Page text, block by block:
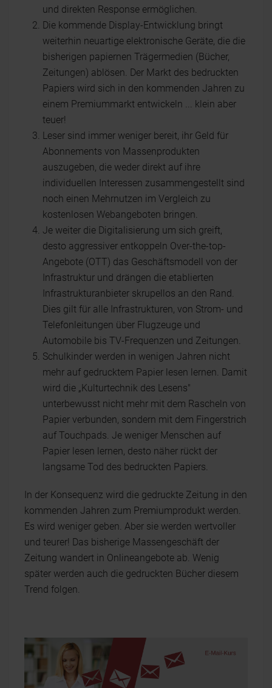
und direkten Response ermöglichen.
Die kommende Display-Entwicklung bringt
weiterhin neuartige elektronische Geräte, die die
bisherigen papiernen Trägermedien (Bücher,
Zeitungen) ablösen. Der Markt des bedruckten
Papiers wird sich in den kommenden Jahren zu
einem Premiummarkt entwickeln ... klein aber
teuer!
Leser sind immer weniger bereit, ihr Geld für
Abonnements von Massenprodukten
auszugeben, die weder direkt auf ihre
individuellen Interessen zusammengestellt sind
noch einen Mehrnutzen im Vergleich zu
kostenlosen Webangeboten bringen.
Je weiter die Digitalisierung um sich greift,
desto aggressiver entkoppeln Over-the-top-
Angebote (OTT) das Geschäftsmodell von der
Infrastruktur und drängen die etablierten
Infrastrukturanbieter skrupellos an den Rand.
Dies gilt für alle Infrastrukturen, von Strom- und
Telefonleitungen über Flugzeuge und
Automobile bis TV-Frequenzen und Zeitungen.
Schulkinder werden in wenigen Jahren nicht
mehr auf gedrucktem Papier lesen lernen. Damit
wird die „Kulturtechnik des Lesens"
unterbewusst nicht mehr mit dem Rascheln von
Papier verbunden, sondern mit dem Fingerstrich
auf Touchpads. Je weniger Menschen auf
Papier lesen lernen, desto näher rückt der
langsame Tod des bedruckten Papiers.
In der Konsequenz wird die gedruckte Zeitung in den
kommenden Jahren zum Premiumprodukt werden.
Es wird weniger geben. Aber sie werden wertvoller
und teurer! Das bisherige Massengeschäft der
Zeitung wandert in Onlineangebote ab. Wenig
später werden auch die gedruckten Bücher diesem
Trend folgen.